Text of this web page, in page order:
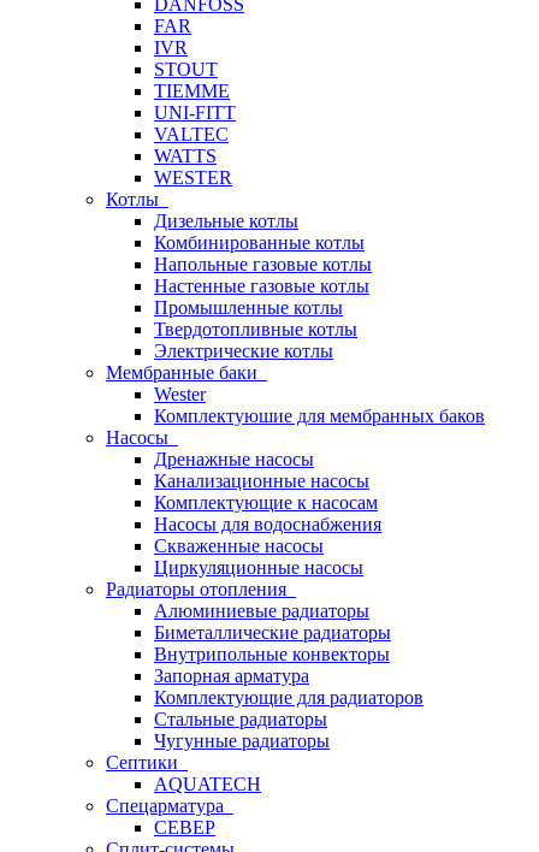
DANFOSS
FAR
IVR
STOUT
TIEMME
UNI-FITT
VALTEC
WATTS
WESTER
Котлы
Дизельные котлы
Комбинированные котлы
Напольные газовые котлы
Настенные газовые котлы
Промышленные котлы
Твердотопливные котлы
Электрические котлы
Мембранные баки
Wester
Комплектуюшие для мембранных баков
Насосы
Дренажные насосы
Канализационные насосы
Комплектующие к насосам
Насосы для водоснабжения
Скваженные насосы
Циркуляционные насосы
Радиаторы отопления
Алюминиевые радиаторы
Биметаллические радиаторы
Внутрипольные конвекторы
Запорная арматура
Комплектующие для радиаторов
Стальные радиаторы
Чугунные радиаторы
Септики
AQUATECH
Спецарматура
СЕВЕР